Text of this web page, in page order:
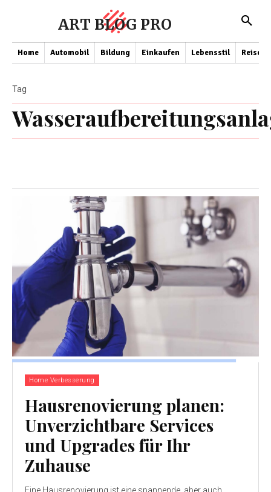
ART BLOG PRO
Home Automobil Bildung Einkaufen Lebensstil Reisen
Tag
Home Verbesserung
Hausrenovierung planen:
Unverzichtbare Services
und Upgrades für Ihr
Zuhause
Eine Hausrenovierung ist eine spannende, aber auch